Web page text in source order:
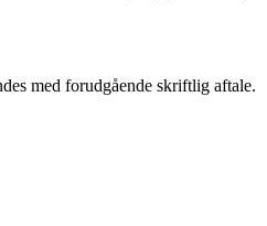
med forudgående skriftlig aftale.